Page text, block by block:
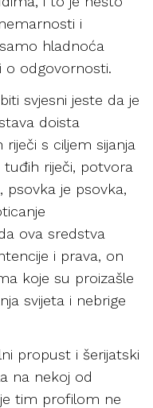
i
hladnoća
o odgovornosti.
svjesni jeste da je
doista
s ciljem sijanja
riječi, potvora
psovka je psovka,
ova sredstva
i prava, on
koje su proizašle
svijeta i nebrige
propust i šerijatski
na nekoj od
tim profilom ne